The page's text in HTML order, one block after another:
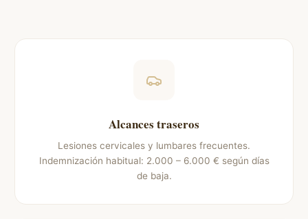
Alcances traseros
Lesiones cervicales y lumbares frecuentes.
Indemnización habitual: 2.000 – 6.000 € según días
de baja.